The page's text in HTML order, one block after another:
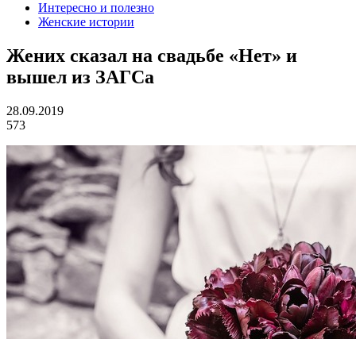
Интересно и полезно
Женские истории
Жених сказал на свадьбе «Нет» и
вышел из ЗАГСа
28.09.2019
573